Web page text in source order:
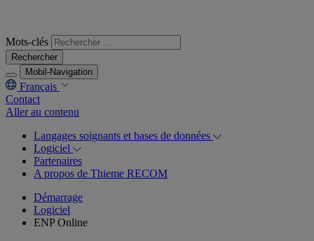
Mots-clés
Rechercher
Mobil-Navigation
Français
Contact
Aller au contenu
Langages soignants et bases de données
Logiciel
Partenaires
A propos de Thieme RECOM
Démarrage
Logiciel
ENP Online